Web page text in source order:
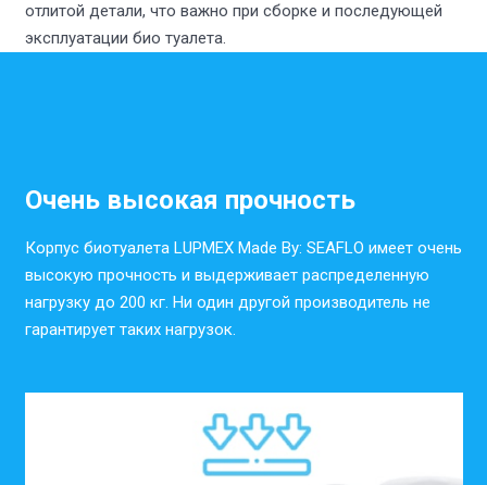
отлитой детали, что важно при сборке и последующей
эксплуатации био туалета.
Очень высокая прочность
Корпус биотуалета LUPMEX Made By: SEAFLO имеет очень
высокую прочность и выдерживает распределенную
нагрузку до 200 кг. Ни один другой производитель не
гарантирует таких нагрузок.